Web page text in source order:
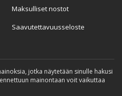
Maksulliset nostot
Saavutettavuusseloste
jotka näytetään sinulle hakusi
mainontaan voit vaikuttaa